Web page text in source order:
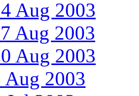
Aug 2003
Aug 2003
Aug 2003
Aug 2003